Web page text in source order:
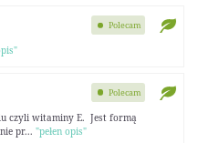
Polecam
czyli witaminy E. Jest formą
pr... "pełen opis"
Polecam